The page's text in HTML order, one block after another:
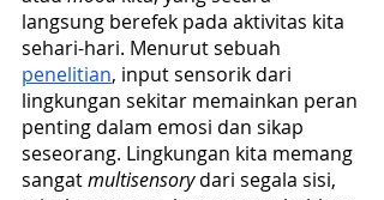
langsung berefek pada aktivitas kita
sehari-hari. Menurut sebuah
penelitian, input sensorik dari
lingkungan sekitar memainkan peran
penting dalam emosi dan sikap
seseorang. Lingkungan kita memang
sangat multisensory dari segala sisi,